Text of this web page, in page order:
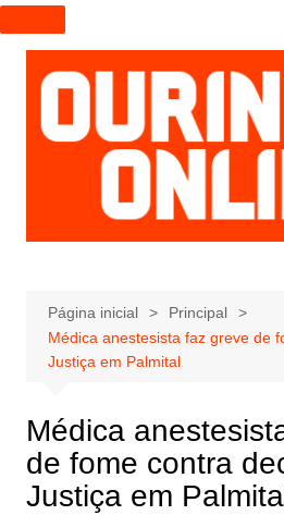
I
r
p
a
r
a
e
ú
d
Página inicial
Principal
Médica anestesista faz greve de
Justiça em Palmital
Médica
de fome contra
Justiça em